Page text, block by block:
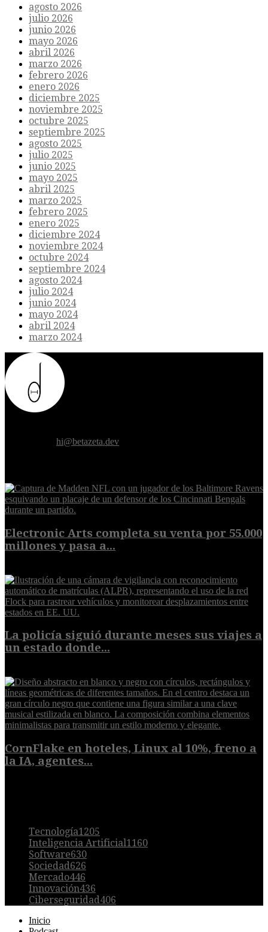
agosto 2026
julio 2026
junio 2026
mayo 2026
abril 2026
marzo 2026
febrero 2026
enero 2026
diciembre 2025
noviembre 2025
octubre 2025
septiembre 2025
agosto 2025
julio 2025
junio 2025
mayo 2025
abril 2025
marzo 2025
febrero 2025
enero 2025
diciembre 2024
noviembre 2024
octubre 2024
septiembre 2024
agosto 2024
julio 2024
junio 2024
mayo 2024
abril 2024
marzo 2024
hi@betazeta.dev
Electronic Arts completa su venta por 55.000
millones y pasa a...
La policía siguió durante meses sus viajes a
un estado donde...
CornFlake en hoteles, Linux al 10%, freno a
la IA, agentes...
Tecnología1205
Inteligencia Artificial1160
Software630
Sociedad626
Mercado446
Innovación436
Ciberseguridad406
Inicio